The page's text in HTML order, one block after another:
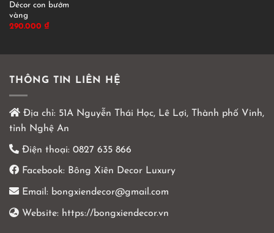
Décor con bướm
vàng
290.000 ₫
THÔNG TIN LIÊN HỆ
Địa chỉ: 51A Nguyễn Thái Học, Lê Lợi, Thành phố Vinh,
tỉnh Nghệ An
Điện thoại: 0827 635 866
Facebook: Bông Xiên Decor Luxury
Email: bongxiendecor@gmail.com
Website: https://bongxiendecor.vn